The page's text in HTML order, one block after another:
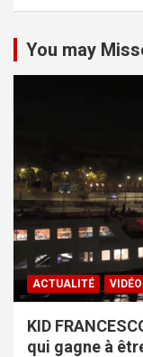
You may
ACTUALITÉ
KID
qui gagne à